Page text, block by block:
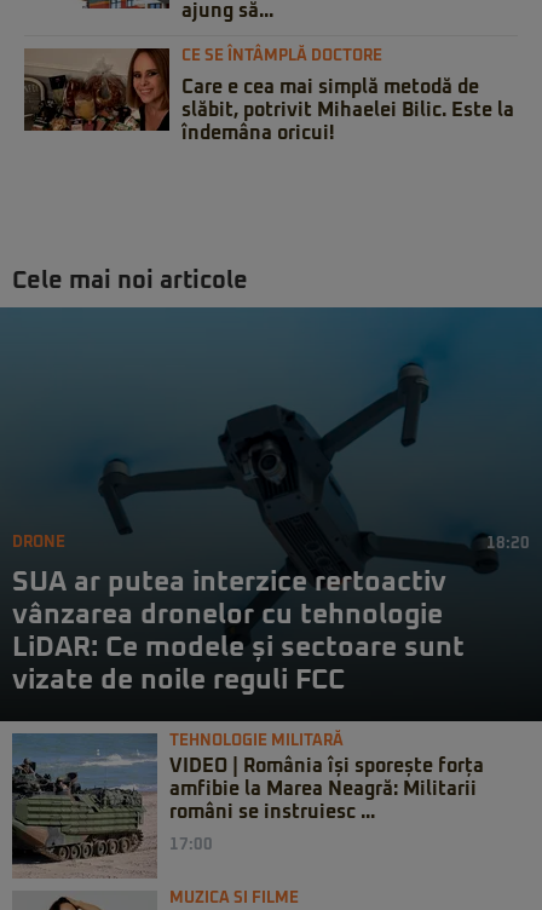
ajung să...
CE SE ÎNTÂMPLĂ DOCTORE
Care e cea mai simplă metodă de
slăbit, potrivit Mihaelei Bilic. Este la
îndemâna oricui!
Cele mai noi articole
DRONE 18:20
SUA ar putea interzice rertoactiv
vânzarea dronelor cu tehnologie
LiDAR: Ce modele și sectoare sunt
vizate de noile reguli FCC
TEHNOLOGIE MILITARĂ
VIDEO | România își sporește forța
amfibie la Marea Neagră: Militarii
români se instruiesc ...
17:00
MUZICA SI FILME